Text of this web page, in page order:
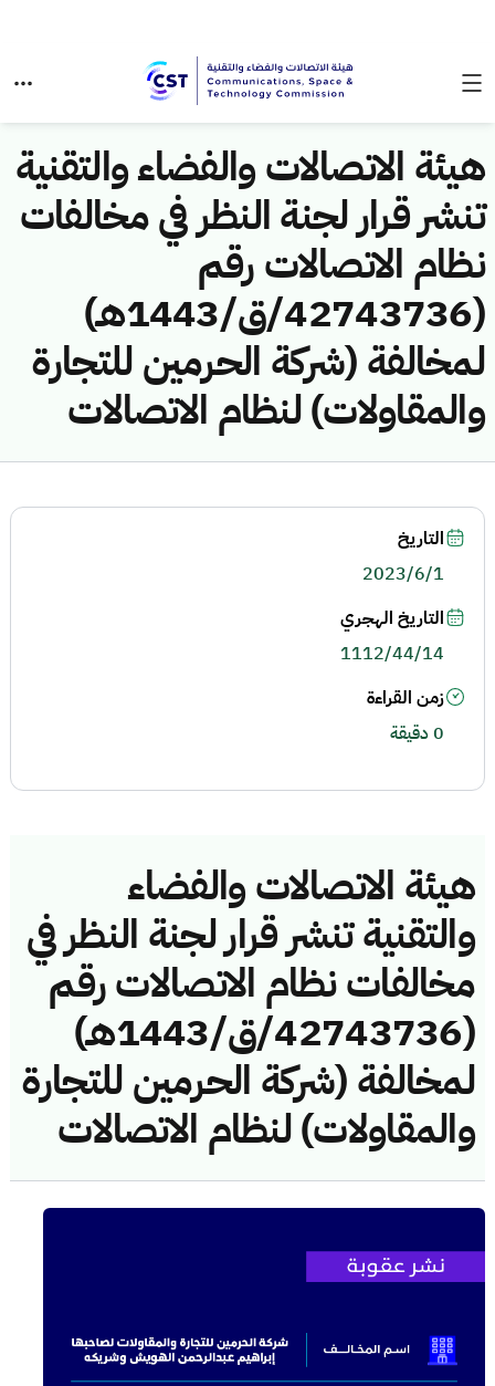
هيئة الاتصالات والفضاء والتقنية
تنشر قرار لجنة النظر في مخالفات
نظام الاتصالات رقم
(42743736/ق/1443هـ)
لمخالفة (شركة الحرمين للتجارة
والمقاولات) لنظام الاتصالات
هيئة الاتصالات والفضاء
والتقنية تنشر قرار لجنة النظر في
مخالفات نظام الاتصالات رقم
(42743736/ق/1443هـ)
لمخالفة (شركة الحرمين للتجارة
والمقاولات) لنظام الاتصالات
التاريخ
2023/6/1
التاريخ الهجري
1112/44/14
زمن القراءة
0 دقيقة